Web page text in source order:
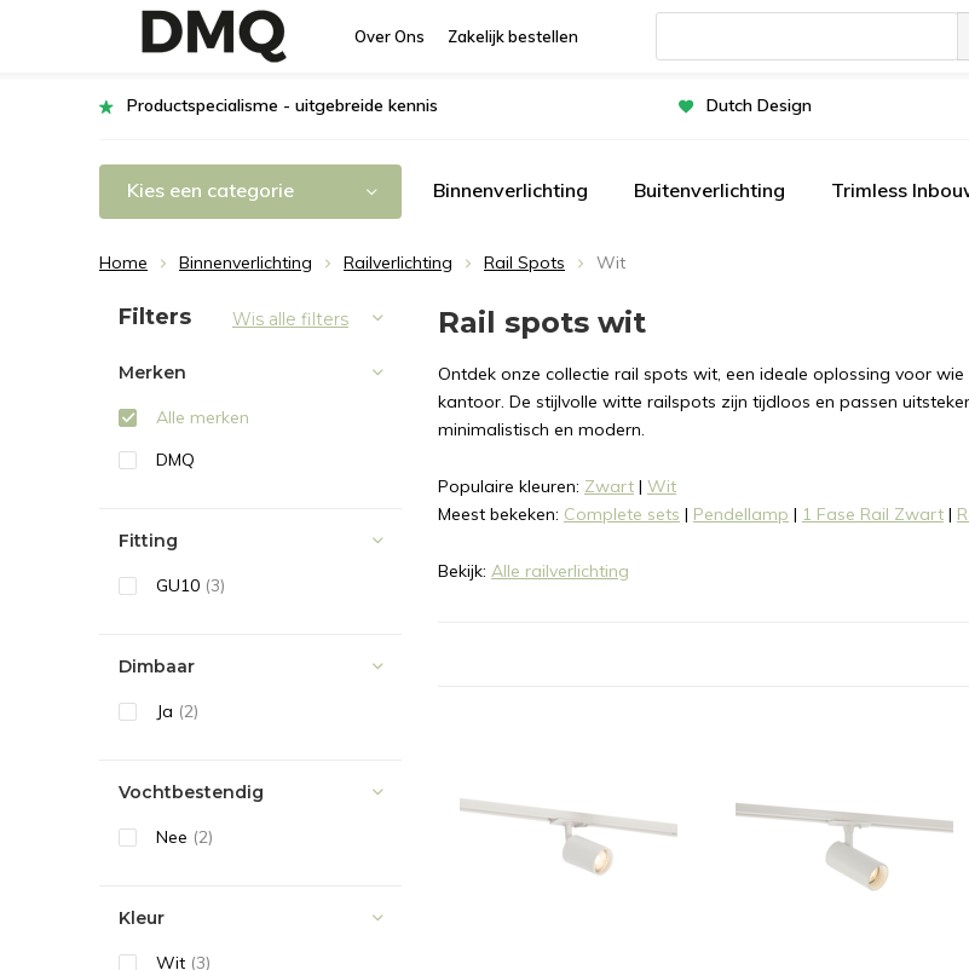
Over Ons Zakelijk bestellen
en
selecteren.
Druk
om
naar
kunt
Productspecialisme - uitgebreide kennis Dutch Design
Kies een categorie Binnenverlichting Buitenverlichting Trimless
Home Binnenverlichting Railverlichting Rail Spots Wit
Rail spots wit
Ontdek onze collectie rail spots wit, een ideale oplossing voor
kantoor. De stijlvolle witte railspots zijn tijdloos en passen
minimalistisch en modern.
Populaire kleuren: Zwart | Wit
Meest bekeken: Complete sets | Pendellamp | 1 Fase Rail Zwart |
Bekijk: Alle railverlichting
Sorteren op:
Filters Wis alle filters
Merken
Alle merken
DMQ
Fitting
GU10 (3)
Dimbaar
Ja (2)
Vochtbestendig
Nee (2)
Kleur
Wit (3)